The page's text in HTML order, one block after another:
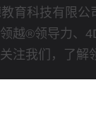
教育科技有限
越®领导力、
注我们，了解